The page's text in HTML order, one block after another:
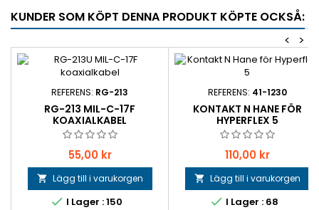
KUNDER SOM KÖPT DENNA PRODUKT KÖPTE OCKSÅ:
>
<
REFERENS: RG-213
RG-213 MIL-C-17F
KOAXIALKABEL
Pris
55,00 kr
 Lägg till i varukorgen
 I Lager : 150
REFERENS: 41-1230
KONTAKT N HANE FÖR
HYPERFLEX 5
Pris
110,00 kr
 Lägg till i varukorgen
 I Lager : 68